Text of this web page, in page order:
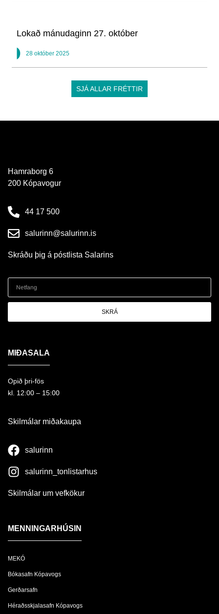
Lokað mánudaginn 27. október
28 október 2025
SJÁ ALLAR FRÉTTIR
Hamraborg 6
200 Kópavogur
44 17 500
salurinn@salurinn.is
Skráðu þig á póstlista Salarins
SKRÁ
MIÐASALA
Opið þri-fös
kl. 12:00 – 15:00
Skilmálar miðakaupa
salurinn
salurinn_tonlistarhus
Skilmálar um vefkökur
MENNINGARHÚSIN
MEKÓ
Bókasafn Kópavogs
Gerðarsafn
Héraðsskjalasafn Kópavogs